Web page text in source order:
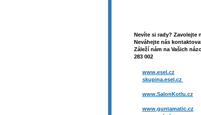
Nevíte si rady? Zavolejte
Neváhejte nás
Záleží nám na Vašich
283 002
www.esel.cz
skupina.esel.cz
www.SalonKotlu.cz
www.guntamatic.cz